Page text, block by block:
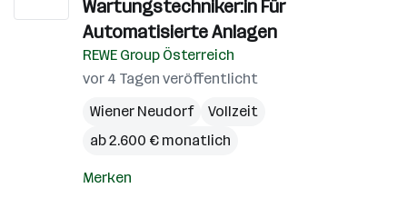
Wartungstechniker:in Für
Automatisierte Anlagen
REWE Group Österreich
vor 4 Tagen veröffentlicht
Wiener Neudorf
Vollzeit
ab 2.600 € monatlich
Merken